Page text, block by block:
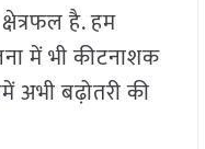
है. हम
में भी कीटनाशक
अभी बढ़ोतरी की